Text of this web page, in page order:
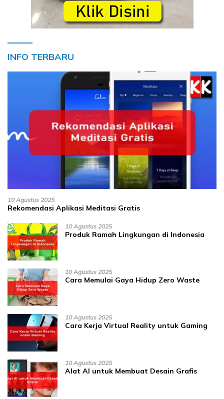
INFO TERBARU
10 Agustus 2025
Rekomendasi Aplikasi Meditasi Gratis
10 Agustus 2025
Produk Ramah Lingkungan di Indonesia
10 Agustus 2025
Cara Memulai Gaya Hidup Zero Waste
10 Agustus 2025
Cara Kerja Virtual Reality untuk Gaming
10 Agustus 2025
Alat AI untuk Membuat Desain Grafis